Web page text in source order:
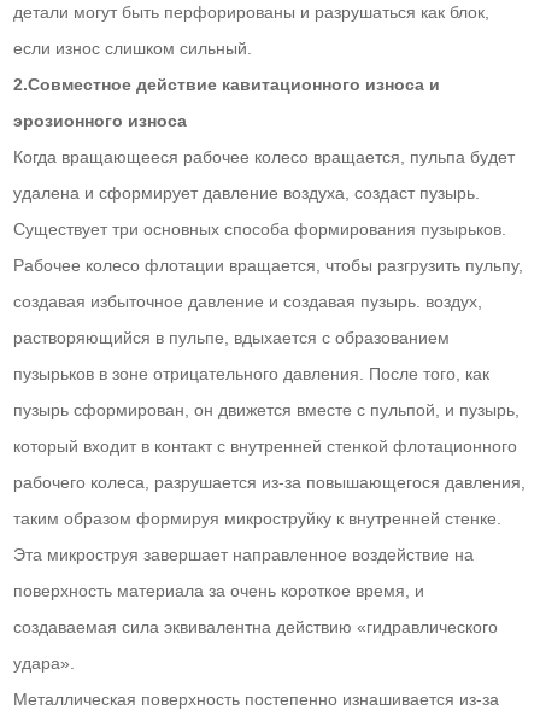
детали могут быть перфорированы и разрушаться как блок,
если износ слишком сильный.
2.Совместное действие кавитационного износа и
эрозионного износа
Когда вращающееся рабочее колесо вращается, пульпа будет
удалена и сформирует давление воздуха, создаст пузырь.
Существует три основных способа формирования пузырьков.
Рабочее колесо флотации вращается, чтобы разгрузить пульпу,
создавая избыточное давление и создавая пузырь. воздух,
растворяющийся в пульпе, вдыхается с образованием
пузырьков в зоне отрицательного давления. После того, как
пузырь сформирован, он движется вместе с пульпой, и пузырь,
который входит в контакт с внутренней стенкой флотационного
рабочего колеса, разрушается из-за повышающегося давления,
таким образом формируя микроструйку к внутренней стенке.
Эта микроструя завершает направленное воздействие на
поверхность материала за очень короткое время, и
создаваемая сила эквивалентна действию «гидравлического
удара».
Металлическая поверхность постепенно изнашивается из-за